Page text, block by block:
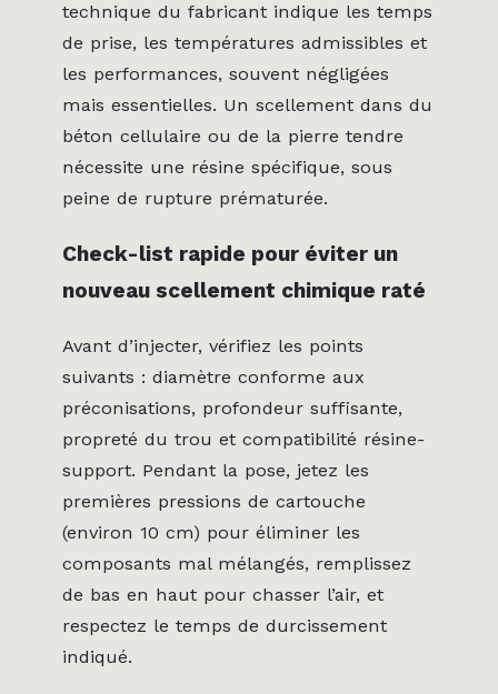
technique du fabricant indique les temps
de prise, les températures admissibles et
les performances, souvent négligées
mais essentielles. Un scellement dans du
béton cellulaire ou de la pierre tendre
nécessite une résine spécifique, sous
peine de rupture prématurée.
Check-list rapide pour éviter un
nouveau scellement chimique raté
Avant d’injecter, vérifiez les points
suivants : diamètre conforme aux
préconisations, profondeur suffisante,
propreté du trou et compatibilité résine-
support. Pendant la pose, jetez les
premières pressions de cartouche
(environ 10 cm) pour éliminer les
composants mal mélangés, remplissez
de bas en haut pour chasser l’air, et
respectez le temps de durcissement
indiqué.